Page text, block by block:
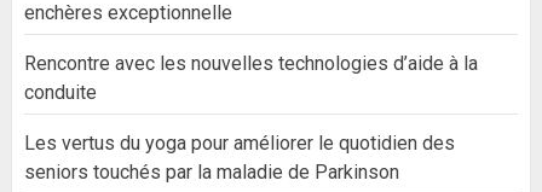
enchères exceptionnelle
Rencontre avec les nouvelles technologies d’aide à la
conduite
Les vertus du yoga pour améliorer le quotidien des
seniors touchés par la maladie de Parkinson